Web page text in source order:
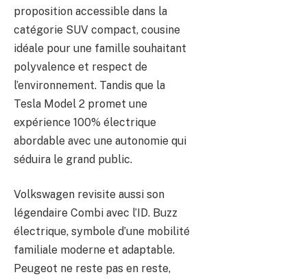
proposition accessible dans la
catégorie SUV compact, cousine
idéale pour une famille souhaitant
polyvalence et respect de
l’environnement. Tandis que la
Tesla Model 2 promet une
expérience 100% électrique
abordable avec une autonomie qui
séduira le grand public.
Volkswagen revisite aussi son
légendaire Combi avec l’ID. Buzz
électrique, symbole d’une mobilité
familiale moderne et adaptable.
Peugeot ne reste pas en reste,